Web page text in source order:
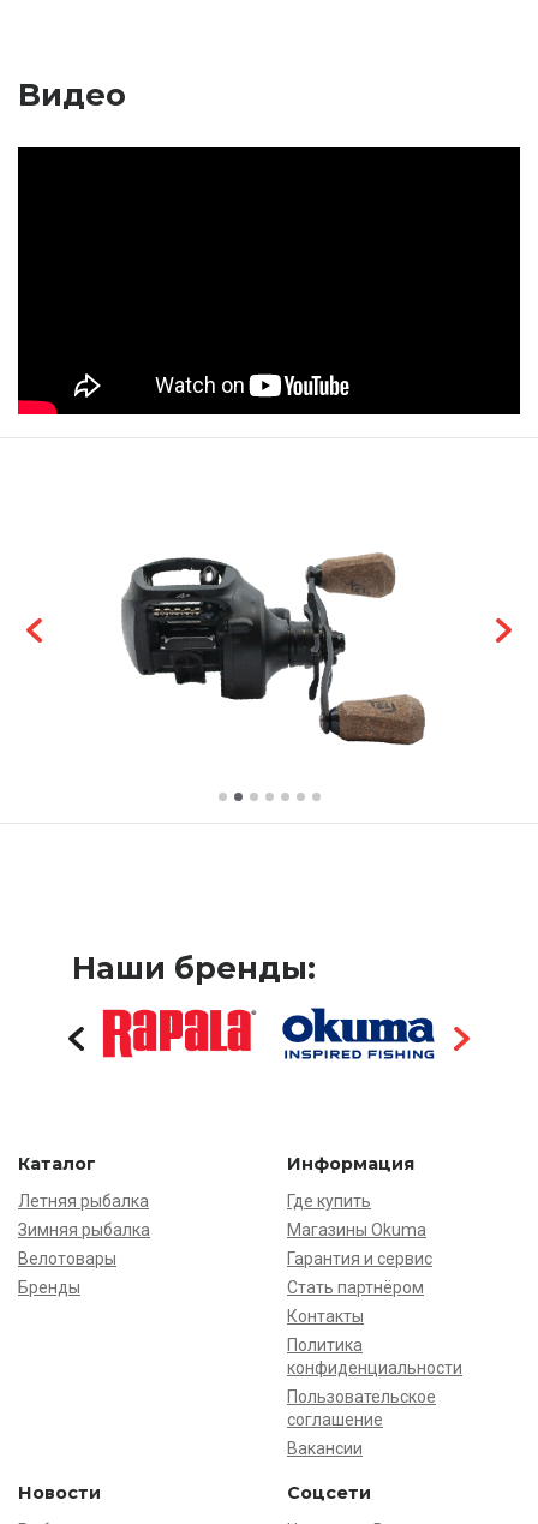
Видео
Наши бренды:
Каталог
Летняя рыбалка
Зимняя рыбалка
Велотовары
Бренды
Информация
Где купить
Магазины Okuma
Гарантия и сервис
Стать партнёром
Контакты
Политика
конфиденциальности
Пользовательское
соглашение
Вакансии
Новости Соцсети